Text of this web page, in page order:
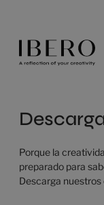
Porque la
preparado para
Descarga